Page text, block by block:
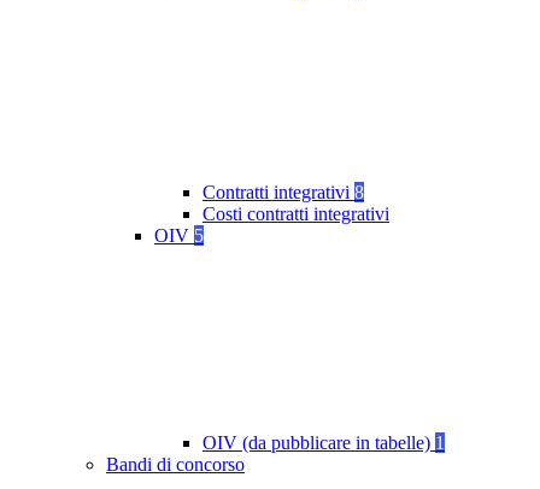
Contratti integrativi 8
Costi contratti integrativi
OIV 5
OIV (da pubblicare in tabelle) 1
Bandi di concorso